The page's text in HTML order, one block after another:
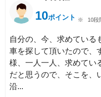
10ポイント 10段
自分の、今、求めている
車を探して頂いたので、
様、一人一人、求めてい
だと思うので、そこを、
沿